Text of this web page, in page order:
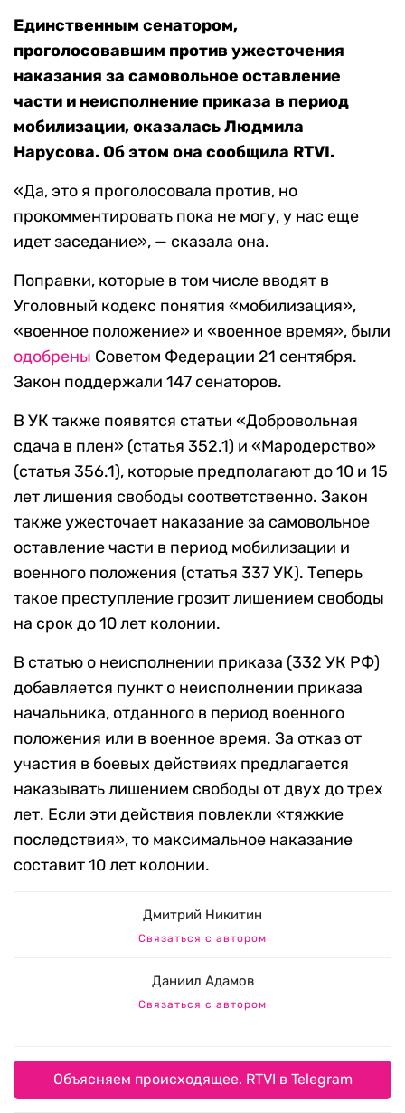
Единственным сенатором,
проголосовавшим против ужесточения
наказания за самовольное оставление
части и неисполнение приказа в период
мобилизации, оказалась Людмила
Нарусова. Об этом она сообщила RTVI.
«Да, это я проголосовала против, но
прокомментировать пока не могу, у нас еще
идет заседание», — сказала она.
Поправки, которые в том числе вводят в
Уголовный кодекс понятия «мобилизация»,
«военное положение» и «военное время», были
одобрены Советом Федерации 21 сентября.
Закон поддержали 147 сенаторов.
В УК также появятся статьи «Добровольная
сдача в плен» (статья 352.1) и «Мародерство»
(статья 356.1), которые предполагают до 10 и 15
лет лишения свободы соответственно. Закон
также ужесточает наказание за самовольное
оставление части в период мобилизации и
военного положения (статья 337 УК). Теперь
такое преступление грозит лишением свободы
на срок до 10 лет колонии.
В статью о неисполнении приказа (332 УК РФ)
добавляется пункт о неисполнении приказа
начальника, отданного в период военного
положения или в военное время. За отказ от
участия в боевых действиях предлагается
наказывать лишением свободы от двух до трех
лет. Если эти действия повлекли «тяжкие
последствия», то максимальное наказание
составит 10 лет колонии.
Дмитрий Никитин
Связаться с автором
Даниил Адамов
Связаться с автором
Объясняем происходящее. RTVI в Telegram